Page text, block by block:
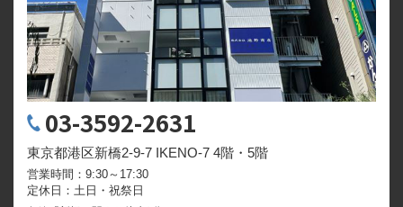
03-3592-2631
東京都港区新橋2-9-7 IKENO-7 4階・5階
営業時間：9:30～17:30
定休日：土日・祝祭日